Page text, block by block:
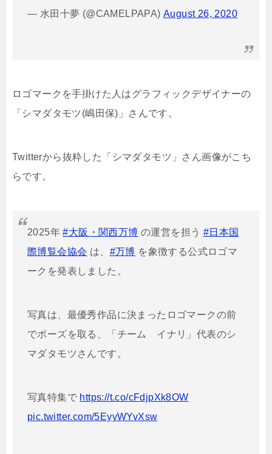
— 水田十夢 (@CAMELPAPA) August 26, 2020
ロゴマークを手掛けた人はグラフィックデザイナーの
「シマダタモツ(嶋田保)」さんです。
Twitterから抜粋した「シマダタモツ」さん画像がこち
らです。
2025年#大阪・関西万博 の運営を担う #日本国
際博覧会協会 は、 #万博 を象徴する公式ロゴマ
ークを発表しました。
写真は、最優秀作品に決まったロゴマークの前
でポーズを取る、「チーム イナリ」代表のシ
マダタモツさんです。
写真特集で https://t.co/cFdjpXk8OW
pic.twitter.com/5EyyWYvXsw